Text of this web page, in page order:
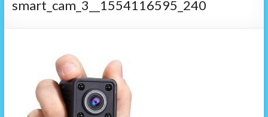
smart_cam_3__1554116595_240